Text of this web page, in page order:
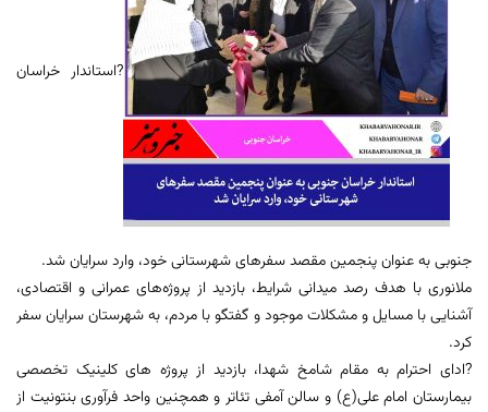
?استاندار خراسان
جنوبی به عنوان پنجمین مقصد سفرهای شهرستانی خود، وارد سرایان شد.
ملانوری با هدف رصد میدانی شرایط، بازدید از پروژه‌های عمرانی و اقتصادی،
آشنایی با مسایل و مشکلات موجود و گفتگو با مردم، به شهرستان سرایان سفر
کرد.
?ادای احترام به مقام شامخ شهدا، بازدید از پروژه های کلینیک تخصصی
بیمارستان امام علی(ع) و سالن آمفی تئاتر و همچنین واحد فرآوری بنتونیت از